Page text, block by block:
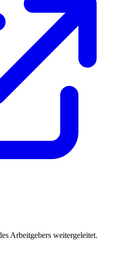
Arbeitgebers weitergeleitet.